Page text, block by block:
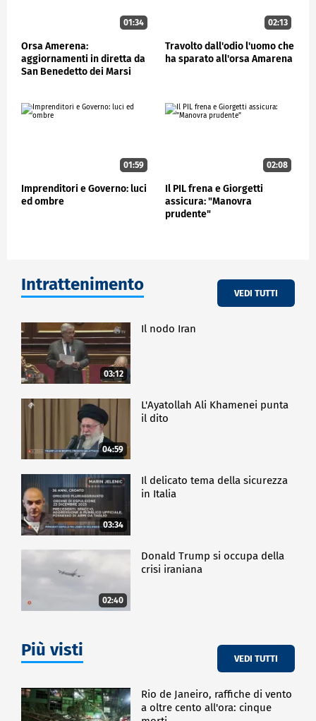
01:34
Orsa Amerena:
aggiornamenti in diretta da
San Benedetto dei Marsi
02:13
Travolto dall'odio l'uomo che
ha sparato all'orsa Amarena
01:59
Imprenditori e Governo: luci
ed ombre
02:08
Il PIL frena e Giorgetti
assicura: "Manovra
prudente"
Intrattenimento VEDI TUTTI
03:12
Il nodo Iran
04:59
L'Ayatollah Ali Khamenei punta
il dito
03:34
Il delicato tema della sicurezza
in Italia
02:40
Donald Trump si occupa della
crisi iraniana
Più visti VEDI TUTTI
Rio de Janeiro, raffiche di vento
a oltre cento all'ora: cinque